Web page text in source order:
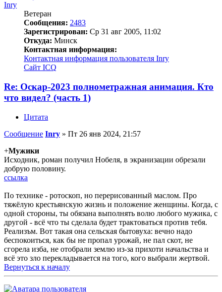
Inry
Ветеран
Сообщения: 2483
Зарегистрирован: Ср 31 авг 2005, 11:02
Откуда: Минск
Контактная информация:
Контактная информация пользователя Inry
Сайт ICQ
Re: Оскар-2023 полнометражная анимация. Кто
что видел? (часть 1)
Цитата
Сообщение Inry » Пт 26 янв 2024, 21:57
+Мужики
Исходник, роман получил Нобеля, в экранизации обрезали
добрую половину.
ссылка
По технике - ротоскоп, но перерисованный маслом. Про
тяжёлую крестьянскую жизнь и положение женщины. Когда, с
одной стороны, ты обязана выполнять волю любого мужика, с
другой - всё что ты сделала будет трактоваться против тебя.
Реализъм. Вот такая она сельская бытовуха: вечно надо
беспокоиться, как бы не пропал урожай, не пал скот, не
сгорела изба, не отобрали землю из-за прихоти начальства и
всё это зло перекладывается на того, кого выбрали жертвой.
Вернуться к началу